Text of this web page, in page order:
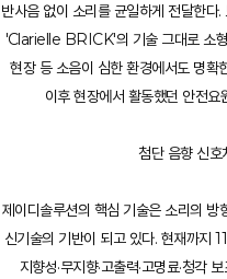
반사음 없이 소리를 균일하게 전달한
'Clarielle BRICK'의 기술 그대로 소
현장 등 소음이 심한 환경에서도 명
이후 현장에서 활동했던 안전
첨단 음향 신
제이디솔루션의 핵심 기술은 소리의 방
신기술의 기반이 되고 있다. 현재까지
지향성·무지향·고출력·고명료·청각